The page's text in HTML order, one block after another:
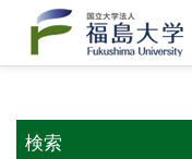
検索